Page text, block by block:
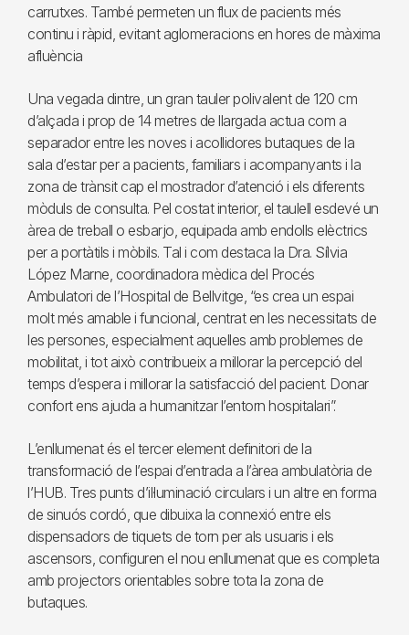
carrutxes. També permeten un flux de pacients més
continu i ràpid, evitant aglomeracions en hores de màxima
afluència
Una vegada dintre, un gran tauler polivalent de 120 cm
d’alçada i prop de 14 metres de llargada actua com a
separador entre les noves i acollidores butaques de la
sala d’estar per a pacients, familiars i acompanyants i la
zona de trànsit cap el mostrador d’atenció i els diferents
mòduls de consulta. Pel costat interior, el taulell esdevé un
àrea de treball o esbarjo, equipada amb endolls elèctrics
per a portàtils i mòbils. Tal i com destaca la Dra. Sílvia
López Marne, coordinadora mèdica del Procés
Ambulatori de l’Hospital de Bellvitge, “es crea un espai
molt més amable i funcional, centrat en les necessitats de
les persones, especialment aquelles amb problemes de
mobilitat, i tot això contribueix a millorar la percepció del
temps d’espera i millorar la satisfacció del pacient. Donar
confort ens ajuda a humanitzar l’entorn hospitalari”.
L’enllumenat és el tercer element definitori de la
transformació de l’espai d’entrada a l’àrea ambulatòria de
l’HUB. Tres punts d’il·luminació circulars i un altre en forma
de sinuós cordó, que dibuixa la connexió entre els
dispensadors de tiquets de torn per als usuaris i els
ascensors, configuren el nou enllumenat que es completa
amb projectors orientables sobre tota la zona de
butaques.